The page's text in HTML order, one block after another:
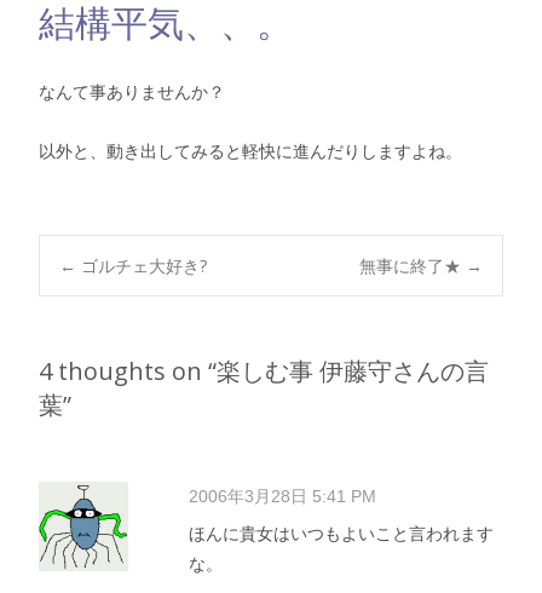
結構平気、、。
なんて事ありませんか？
以外と、動き出してみると軽快に進んだりしますよね。
Post
navigation
← ゴルチェ大好き? 無事に終了★ →
4 thoughts on “楽しむ事 伊藤守さんの言
葉”
2006年3月28日 5:41 PM
ほんに貴女はいつもよいこと言われます
な。